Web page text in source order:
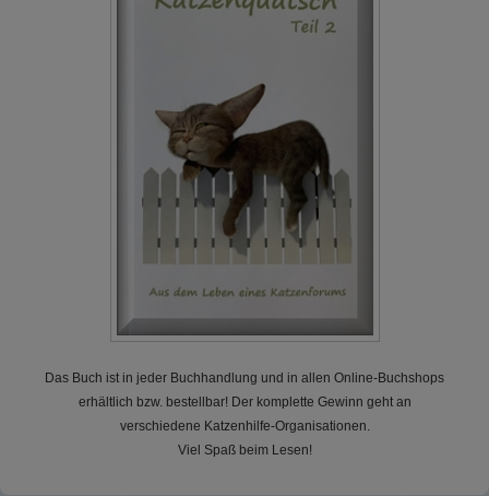
Das Buch ist in jeder Buchhandlung und in allen Online-Buchshops
erhältlich bzw. bestellbar! Der komplette Gewinn geht an
verschiedene Katzenhilfe-Organisationen.
Viel Spaß beim Lesen!